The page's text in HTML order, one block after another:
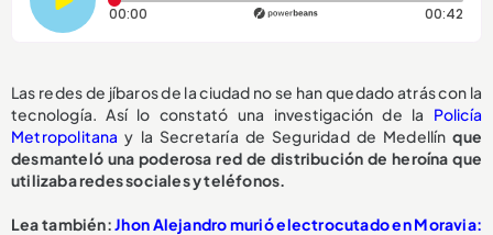
00:00 Tiempo transcurrido: 0 segundos 00:42
Las redes de jíbaros de la ciudad no se han quedado atrás con la
tecnología. Así lo constató una investigación de la Policía
Metropolitana y la Secretaría de Seguridad de Medellínque
desmanteló una poderosa red de distribución de heroína que
utilizaba redes sociales y teléfonos.
Lea también:Jhon Alejandro murió electrocutado en Moravia: